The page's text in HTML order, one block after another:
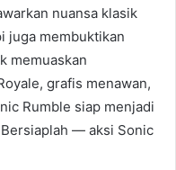
nuansa klasik
juga membuktikan
memuaskan
grafis menawan,
Rumble siap menjadi
— aksi Sonic